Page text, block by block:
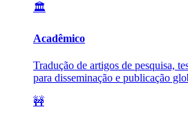
🏛️
Acadêmico
Tradução de artigos de pesquisa,
para disseminação e publicação
🚧